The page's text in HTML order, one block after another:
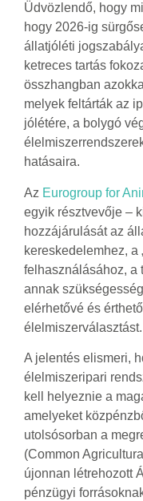
Üdvözlendő, hogy
hogy 2026-ig
állatjóléti
ketreces tartás
összhangban
melyek feltárták az
jólétére, a bolygó
hatásaira.
Az Eurogroup for
egyik résztvevője –
hozzájárulását az
kereskedelemhez, a
felhasználásához, a
annak
elérhetővé és
élelmiszerválasztást.
A jelentés elismeri,
élelmiszeripari
kell helyeznie a
amelyeket
utolsósorban a
(Common
újonnan létrehozott
pénzügyi